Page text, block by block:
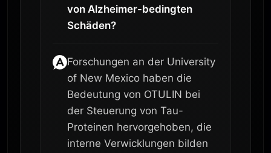
von Alzheimer-bedingten
Schäden?
Forschungen an der University
of New Mexico haben die
Bedeutung von OTULIN bei
der Steuerung von Tau-
Proteinen hervorgehoben, die
interne Verwicklungen bilden